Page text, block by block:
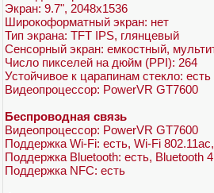
Экран: 9.7", 2048x1536
Широкоформатный экран: нет
Тип экрана: TFT IPS, глянцевый
Сенсорный экран: емкостный,
Число пикселей на дюйм (PPI): 264
Устойчивое к царапинам стекло: есть
Видеопроцессор: PowerVR GT7600
Беспроводная связь
Видеопроцессор: PowerVR GT7600
Поддержка Wi-Fi: есть, Wi-Fi
Поддержка Bluetooth: есть, Bluetooth
Поддержка NFC: есть